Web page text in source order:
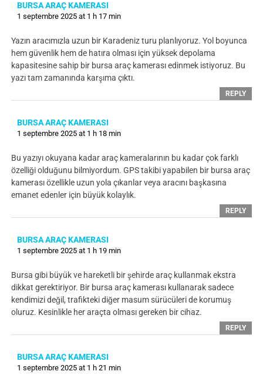
BURSA ARAÇ KAMERASI
1 septembre 2025 at 1 h 17 min
Yazın aracımızla uzun bir Karadeniz turu planlıyoruz. Yol boyunca
hem güvenlik hem de hatıra olması için yüksek depolama
kapasitesine sahip bir bursa araç kamerası edinmek istiyoruz. Bu
yazı tam zamanında karşıma çıktı.
REPLY
BURSA ARAÇ KAMERASI
1 septembre 2025 at 1 h 18 min
Bu yazıyı okuyana kadar araç kameralarının bu kadar çok farklı
özelliği olduğunu bilmiyordum. GPS takibi yapabilen bir bursa araç
kamerası özellikle uzun yola çıkanlar veya aracını başkasına
emanet edenler için büyük kolaylık.
REPLY
BURSA ARAÇ KAMERASI
1 septembre 2025 at 1 h 19 min
Bursa gibi büyük ve hareketli bir şehirde araç kullanmak ekstra
dikkat gerektiriyor. Bir bursa araç kamerası kullanarak sadece
kendimizi değil, trafikteki diğer masum sürücüleri de korumuş
oluruz. Kesinlikle her araçta olması gereken bir cihaz.
REPLY
BURSA ARAÇ KAMERASI
1 septembre 2025 at 1 h 21 min